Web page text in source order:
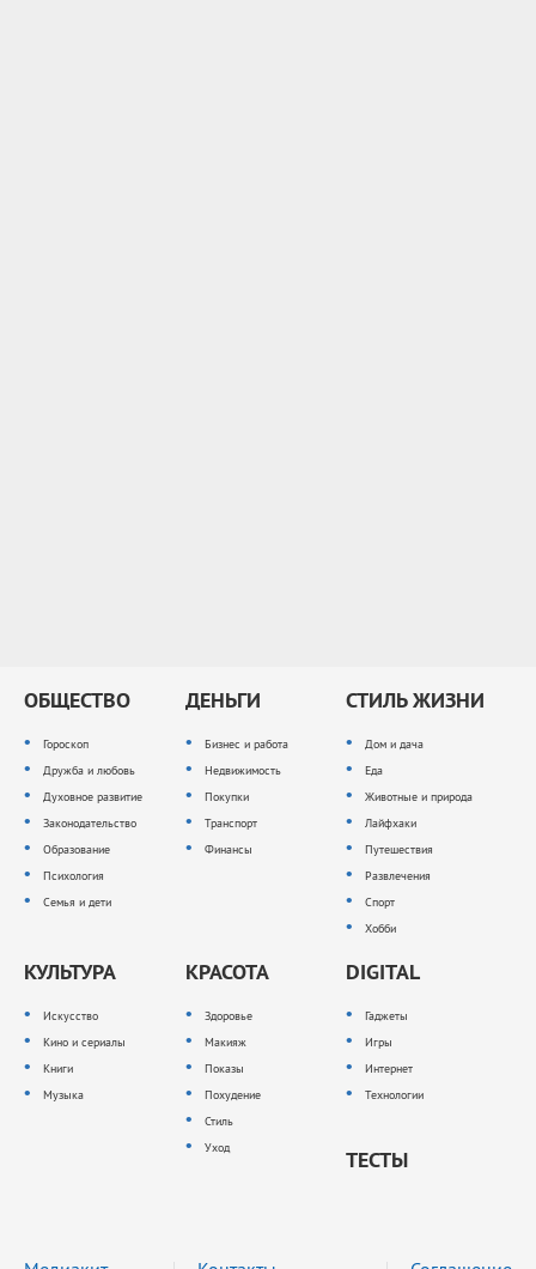
ОБЩЕСТВО
Гороскоп
Дружба и любовь
Духовное развитие
Законодательство
Образование
Психология
Семья и дети
ДЕНЬГИ
Бизнес и работа
Недвижимость
Покупки
Транспорт
Финансы
СТИЛЬ ЖИЗНИ
Дом и дача
Еда
Животные и природа
Лайфхаки
Путешествия
Развлечения
Спорт
Хобби
КУЛЬТУРА
Искусство
Кино и сериалы
Книги
Музыка
КРАСОТА
Здоровье
Макияж
Показы
Похудение
Стиль
Уход
DIGITAL
Гаджеты
Игры
Интернет
Технологии
ТЕСТЫ